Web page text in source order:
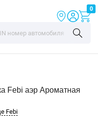
0
Febi аэр Ароматная
Febi